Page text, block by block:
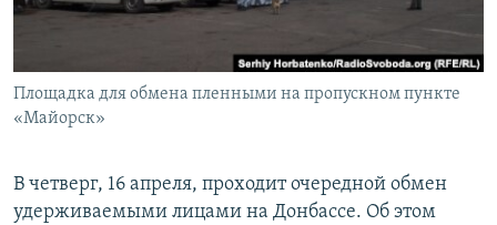
ПОБЕДИТЕЛЕЙ НЕ СУДЯТ?
ELIFBE
ПРИСОЕДИНЯЙТЕСЬ!
Площадка для обмена пленными на пропускном пункте
«Майорск»
В четверг, 16 апреля, проходит очередной обмен
удерживаемыми лицами на Донбассе. Об этом